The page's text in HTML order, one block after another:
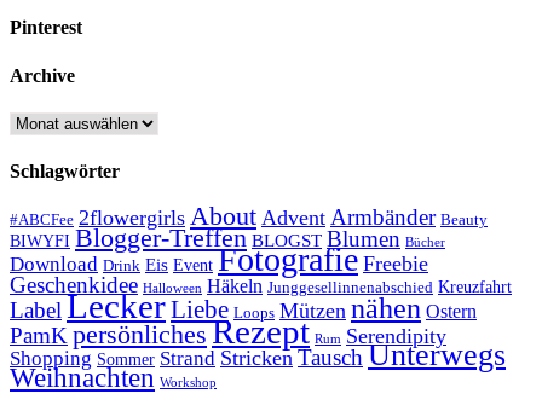
Pinterest
Archive
Archive
Schlagwörter
#ABCFee 2flowergirls About Advent Armbänder Beauty
BIWYFI Blogger-Treffen BLOGST Blumen Bücher
Download Drink Eis Event Fotografie Freebie
Geschenkidee Halloween Häkeln Junggesellinnenabschied Kreuzfahrt
LabelLeckerLiebe Loops Mützen nähen Ostern
PamKpersönliches Rezept Rum Serendipity
Shopping Sommer Strand Stricken TauschUnterwegs
Weihnachten Workshop